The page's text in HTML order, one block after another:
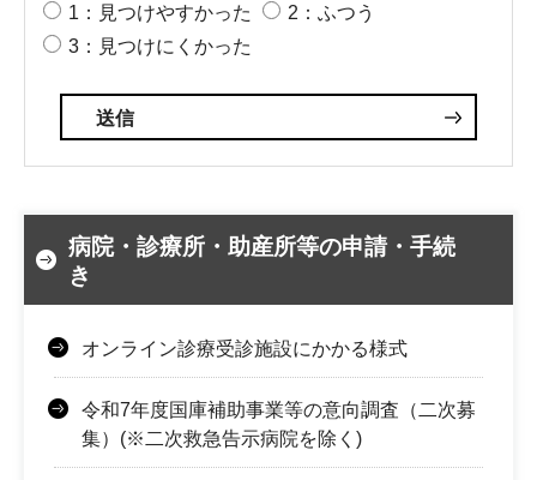
1：見つけやすかった
2：ふつう
3：見つけにくかった
病院・診療所・助産所等の申請・手続
き
オンライン診療受診施設にかかる様式
令和7年度国庫補助事業等の意向調査（二次募
集）(※二次救急告示病院を除く)